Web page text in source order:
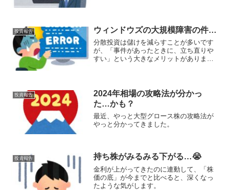
投資報告 ウィンドウズの大規模障害の件…
分散投資は儲けを減らすことが多いです
が、「事件があったときに、立ち直りや
すい」という大きなメリットがありま
投資報告
2024年相場の攻略法が分かっ
た…かも？
最近、やっと大型グロース株の攻略法が
やっと分かってきました。
投資報告 持ち株がみるみる下がる…😭
金利が上がってきたのに連動して、「株
価の底」が今までと比べると、深くなっ
たような気がします。